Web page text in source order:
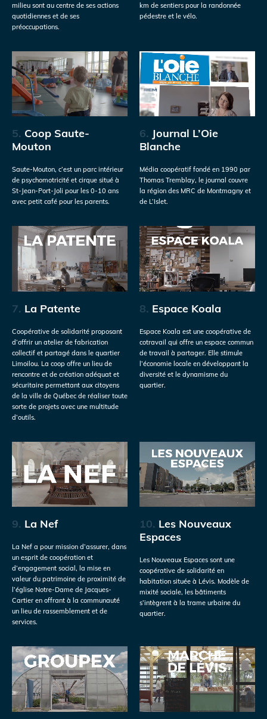
milieu sont au centre de ses actions
quotidiennes et de ses
préoccupations.
km de sentiers pour la randonnée
pédestre et le vélo.
5. Coop Saute-
Mouton
Saute-Mouton, c’est un parc intérieur
de psychomotricité et cirque situé à
St-Jean-Port-Joli pour les 0-10 ans
avec petit café pour les parents.
6. Journal L’Oie
Blanche
Média coopératif fondé en 1990 par
Thomas Tremblay, le journal couvre
la région des MRC de Montmagny et
de L’Islet.
7. La Patente
Coopérative de solidarité proposant
d’offrir un atelier de fabrication
collectif et partagé dans le quartier
Limoilou. La coop offre un lieu de
rencontre et de création adéquat et
sécuritaire permettant aux citoyens
de la ville de Québec de réaliser toute
sorte de projets avec une multitude
d’outils.
8. Espace Koala
Espace Koala est une coopérative de
cotravail qui offre un espace commun
de travail à partager. Elle stimule
l’économie locale en développant la
diversité et le dynamisme du
quartier.
9. La Nef
La Nef a pour mission d’assurer, dans
un esprit de coopération et
d’engagement social, la mise en
valeur du patrimoine de proximité de
l’église Notre-Dame de Jacques-
Cartier en offrant à la communauté
un lieu de rassemblement et de
services.
10. Les Nouveaux
Espaces
Les Nouveaux Espaces sont une
coopérative de solidarité en
habitation située à Lévis. Modèle de
mixité sociale, les bâtiments
s’intègrent à la trame urbaine du
quartier.